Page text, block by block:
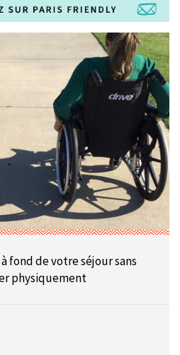
fond de votre séjour sans
physiquement